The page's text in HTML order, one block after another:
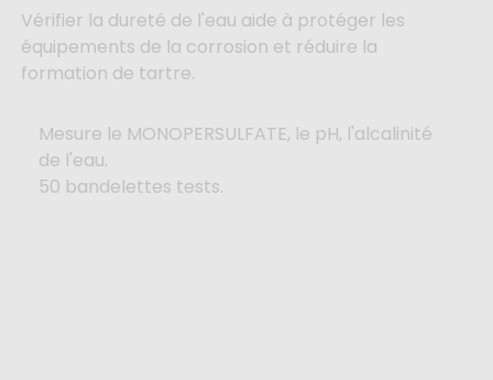
Vérifier la dureté de l'eau aide à protéger les
équipements de la corrosion et réduire la
formation de tartre.
Mesure le MONOPERSULFATE, le pH, l'alcalinité
de l'eau.
50 bandelettes tests.